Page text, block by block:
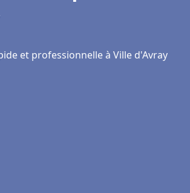
et professionnelle à Ville d'Avray